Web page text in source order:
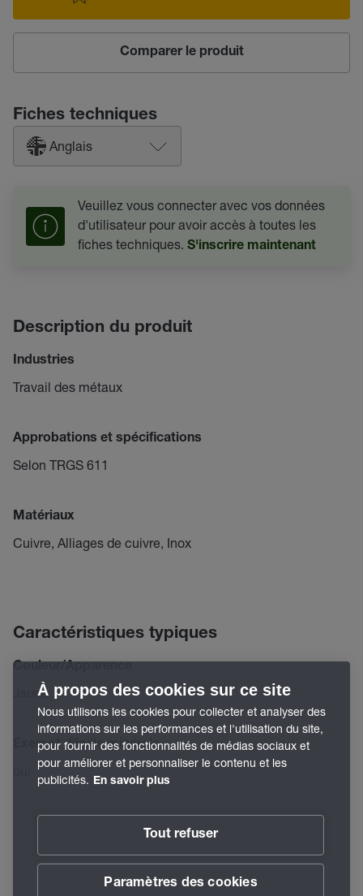
Comparer le produit
Fiches techniques
Anglais
Veuillez vous connecter avec vos données
d'utilisateur pour avoir accès à toutes les
fiches techniques. S'inscrire maintenant
Description du produit
Industries
Travail des métaux
Approbations et spécifications
Selon TRGS 611
Matériaux
Cuivre, Alliages de cuivre, Inox
Caractéristiques typiques
Couleur/Apparence
Jaune
Exempt d’huile minérale
À propos des cookies sur ce site
Nous utilisons les cookies pour collecter et analyser des
informations sur les performances et l'utilisation du site,
pour fournir des fonctionnalités de médias sociaux et
pour améliorer et personnaliser le contenu et les
publicités. En savoir plus
Tout refuser
Paramètres des cookies